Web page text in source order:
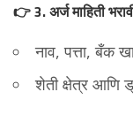
👉 3. अर्ज माहिती
नाव, पत्ता, बँक
शेती क्षेत्र आणि